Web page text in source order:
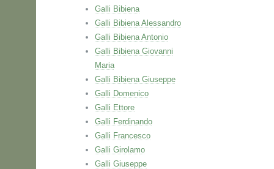
Galli Bibiena
Galli Bibiena Alessandro
Galli Bibiena Antonio
Galli Bibiena Giovanni
Maria
Galli Bibiena Giuseppe
Galli Domenico
Galli Ettore
Galli Ferdinando
Galli Francesco
Galli Girolamo
Galli Giuseppe